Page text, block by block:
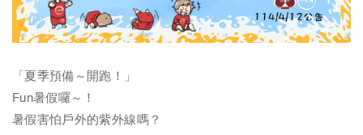
「夏季預備～開跑！」
Fun暑假囉～！
暑假害怕戶外的紫外線嗎？